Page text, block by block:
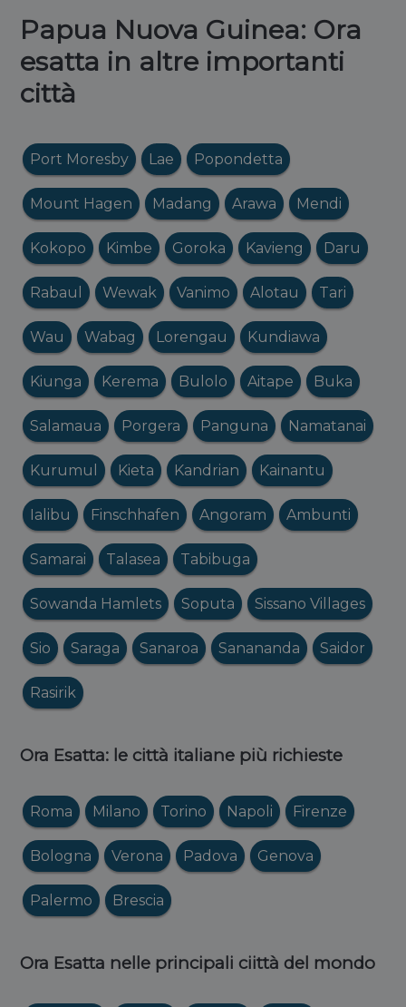
Papua Nuova Guinea: Ora
esatta in altre importanti
città
Port Moresby Lae Popondetta
Mount Hagen Madang Arawa Mendi
Kokopo Kimbe Goroka Kavieng Daru
Rabaul Wewak Vanimo Alotau Tari
Wau Wabag Lorengau Kundiawa
Kiunga Kerema Bulolo Aitape Buka
Salamaua Porgera Panguna Namatanai
Kurumul Kieta Kandrian Kainantu
Ialibu Finschhafen Angoram Ambunti
Samarai Talasea Tabibuga
Sowanda Hamlets Soputa Sissano Villages
Sio Saraga Sanaroa Sanananda Saidor
Rasirik
Ora Esatta: le città italiane più richieste
Roma Milano Torino Napoli Firenze
Bologna Verona Padova Genova
Palermo Brescia
Ora Esatta nelle principali ciittà del mondo